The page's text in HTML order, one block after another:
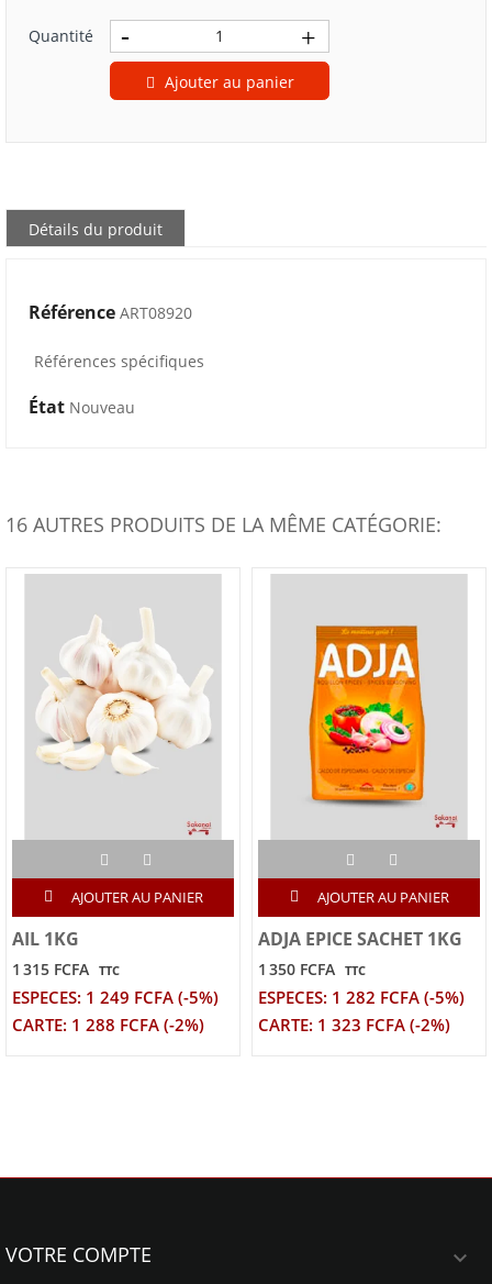
Quantité
Ajouter au panier
Détails du produit
Référence ART08920
Références spécifiques
État Nouveau
16 AUTRES PRODUITS DE LA MÊME CATÉGORIE:
AJOUTER AU PANIER
AIL 1KG
1 315 FCFA TTC
ESPECES: 1 249 FCFA (-5%)
CARTE: 1 288 FCFA (-2%)
AJOUTER AU PANIER
ADJA EPICE SACHET 1KG
1 350 FCFA TTC
ESPECES: 1 282 FCFA (-5%)
CARTE: 1 323 FCFA (-2%)
VOTRE COMPTE
